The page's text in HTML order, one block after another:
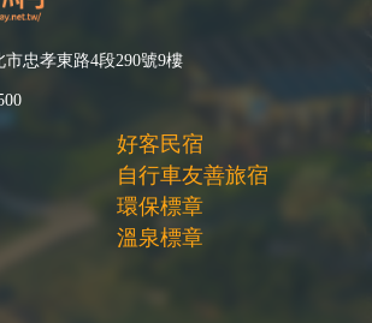
市忠孝東路4段290號9樓
好客民宿
自行車友善旅宿
環保標章
溫泉標章